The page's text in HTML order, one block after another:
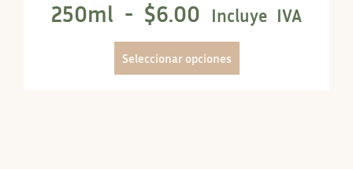
250ml - $6.00 Incluye IVA
Seleccionar opciones